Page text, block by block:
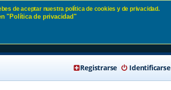
Identificarse
Registrarse
de aceptar nuestra política de cookies y de privacidad.
"Política de privacidad"